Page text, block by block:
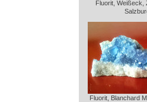
Fluorit, Weißeck,
Fluorit, Blanchard